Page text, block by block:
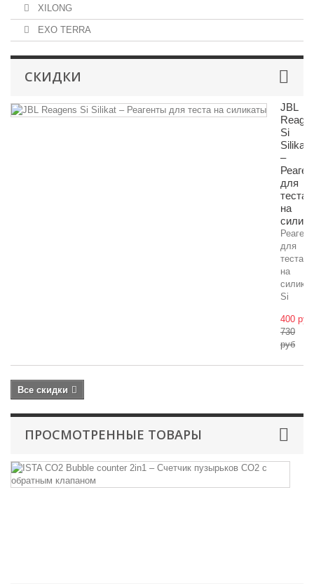
XILONG
EXO TERRA
СКИДКИ
JBL
Si
Silikat
–
для
теста
на
для
теста
на
Si
400 руб
730
руб
Все скидки
ПРОСМОТРЕННЫЕ ТОВАРЫ